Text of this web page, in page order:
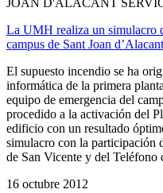
La UMH realiza un simulacro
campus de Sant Joan d’Alacant
El supuesto incendio se ha
informática de la primera
equipo de emergencia del
procedido a la activación del
edificio con un resultado
simulacro con la participación
de San Vicente y del Teléfono
16 octubre 2012